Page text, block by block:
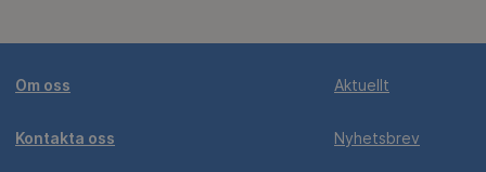
Om oss
Kontakta oss
Aktuellt
Nyhetsbrev